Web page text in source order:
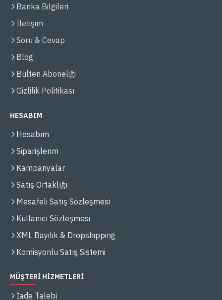
Banka Bilgileri
İletişim
Soru & Cevap
Blog
Bülten Aboneliği
Gizlilik Politikası
HESABIM
Hesabım
Siparişlerim
Kampanyalar
Satış Ortaklığı
Mesafeli Satış Sözleşmesi
Kullanıcı Sözleşmesi
XML Bayilik & Dropshipping
Komisyonlu Satış Sistemi
MÜŞTERİ HİZMETLERİ
İade Talebi